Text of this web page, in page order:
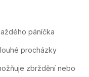
páníčka
procházky
zbrždění nebo